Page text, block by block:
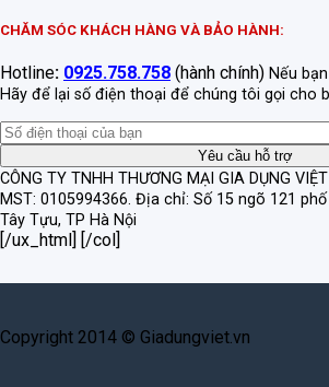
CHĂM SÓC KHÁCH HÀNG VÀ BẢO HÀNH:
Hotline: 0925.758.758 (hành chính) Nếu
Hãy để lại số điện thoại để chúng tôi gọi cho
CÔNG TY TNHH THƯƠNG MẠI GIA DỤNG VIỆT
MST: 0105994366. Địa chỉ: Số 15 ngõ 121
Tây Tựu, TP Hà Nội
[/ux_html] [/col]
Copyright 2014 © Giadungviet.vn